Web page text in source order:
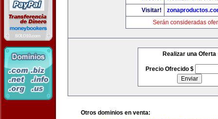
Visitar!
Serán consideradas
Realizar una Oferta
Precio Ofrecido $
Otros dominios en venta: